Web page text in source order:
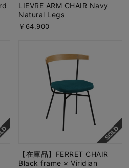
LIEVRE ARM CHAIR Navy
Natural Legs
￥64,900
【在庫品】FERRET CHAIR
Black frame × Viridian